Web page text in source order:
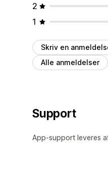
2
1
Skriv en
Alle anmeldelser
Support
App-support leveres